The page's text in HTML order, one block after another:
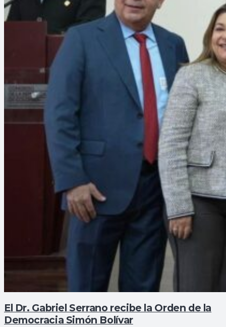
El Dr. Gabriel Serrano recibe la Orden de la
Democracia Simón Bolívar